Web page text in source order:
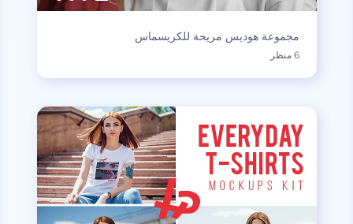
مجموعة هوديس مريحة للكريسماس
6 منظر